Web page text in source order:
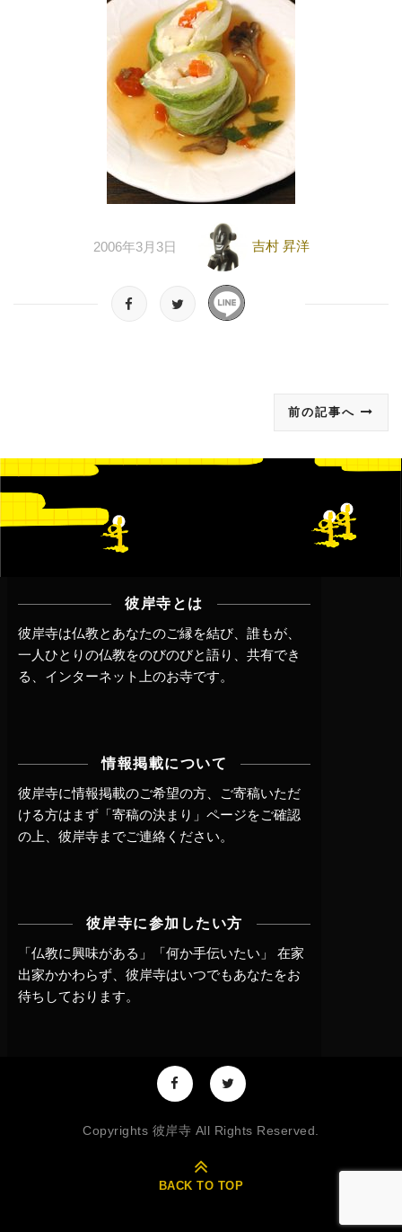
2006年3月3日 吉村 昇洋
前の記事へ
彼岸寺とは
彼岸寺は仏教とあなたのご縁を結び、誰もが、
一人ひとりの仏教をのびのびと語り、共有でき
る、インターネット上のお寺です。
情報掲載について
彼岸寺に情報掲載のご希望の方、ご寄稿いただ
ける方はまず 「寄稿の決まり」ページをご確認
の上、 彼岸寺までご連絡 ください。
彼岸寺に参加したい方
「仏教に興味がある」「何か手伝いたい」 在家
出家かかわらず、 彼岸寺はいつでもあなたをお
待ちしております。
Copyrights 彼岸寺 All Rights Reserved.
BACK TO TOP